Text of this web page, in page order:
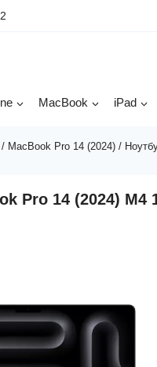
MacBook iPad
/ MacBook Pro 14 (2024) /
Pro 14 (2024) M4